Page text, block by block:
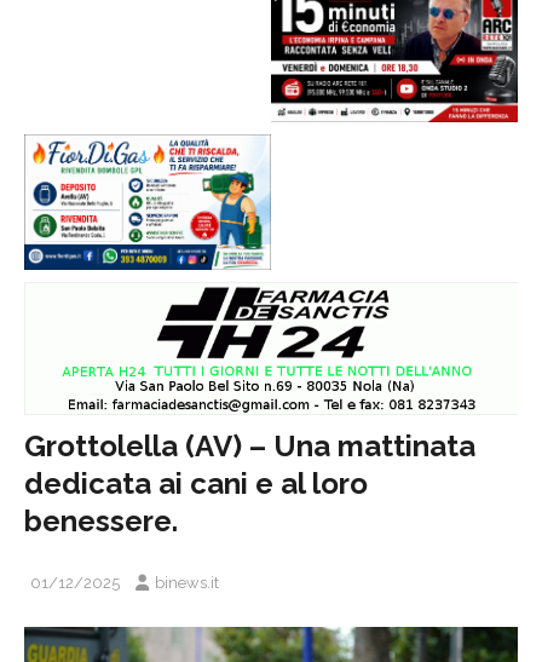
Grottolella (AV) – Una mattinata
dedicata ai cani e al loro
benessere.
01/12/2025 binews.it